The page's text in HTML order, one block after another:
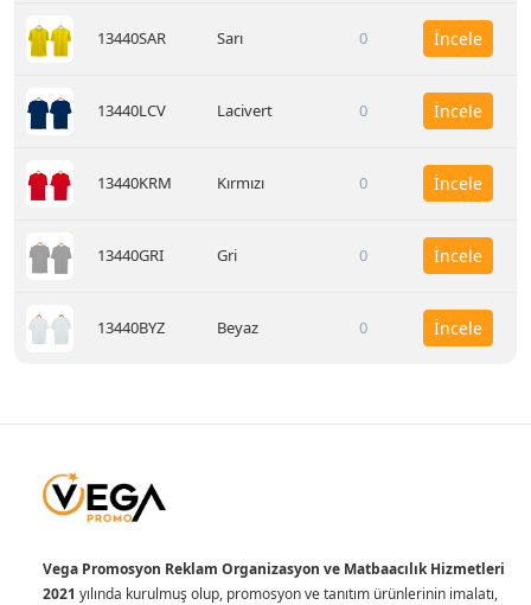
13440SAR Sarı 0 İncele
13440LCV Lacivert 0 İncele
13440KRM Kırmızı 0 İncele
13440GRI Gri 0 İncele
13440BYZ Beyaz 0 İncele
Vega Promosyon Reklam Organizasyon ve Matbaacılık Hizmetleri
2021 yılında kurulmuş olup, promosyon ve tanıtım ürünlerinin imalatı,